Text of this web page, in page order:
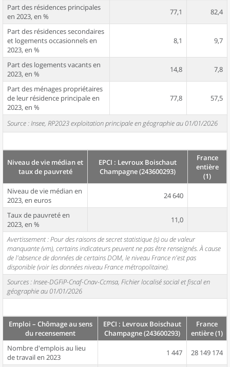
Part des résidences principales
en 2023, en %
77,1 82,4
Part des résidences secondaires
et logements occasionnels en
2023, en %
8,1 9,7
Part des logements vacants en
2023, en %
14,8 7,8
Part des ménages propriétaires
de leur résidence principale en
2023, en %
77,8 57,5
Source : Insee, RP2023 exploitation principale en géographie au 01/01/2026
Niveau de vie médian et
taux de pauvreté
EPCI : Levroux Boischaut
Champagne (243600293)
France
entière
(1)
Niveau de vie médian en
2023, en euros
24 640
Taux de pauvreté en
2023, en %
11,0
Avertissement : Pour des raisons de secret statistique (s) ou de valeur
manquante (vm), certains indicateurs peuvent ne pas être renseignés. À cause
de l'absence de données de certains DOM, le niveau France n'est pas
disponible (voir les données niveau France métropolitaine).
Sources : Insee-DGFiP-Cnaf-Cnav-Ccmsa, Fichier localisé social et fiscal en
géographie au 01/01/2026
Emploi – Chômage au sens
du recensement
EPCI : Levroux Boischaut
Champagne (243600293)
France
entière (1)
Nombre d'emplois au lieu
de travail en 2023
1 447 28 149 174